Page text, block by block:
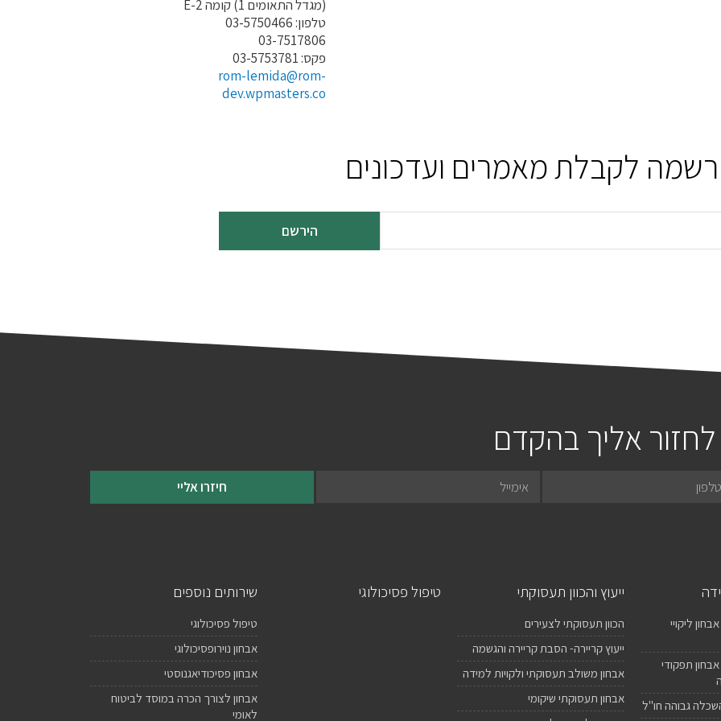
(מגדל התאומים 1) קומה E-2
טלפון: 03-5750466
03-7517806
פקס: 03-5753781
rom-lemida@rom-
dev.wpmasters.co
לקבלת מאמרים ועדכונים
הירשם
אליך בהקדם
חיזרו אליי
ליקויי
תפקודי
גבוהה חו"ל
ייעוץ והכוון תעסוקתי
הכוון תעסוקתי לצעירים
ייעוץ קריירה- הסבת קריירה והגשמה
אבחון משולב תעסוקתי ולקויות למידה
אבחון תעסוקתי שיקומי
טיפול פסיכולוגי שירותים נוספים
טיפול פסיכולוגי
אבחון נוירופסיכולוגי
אבחון פסיכודיאגנוסטי
אבחון לצורך הכרה במוסד לביטוח
לאומי